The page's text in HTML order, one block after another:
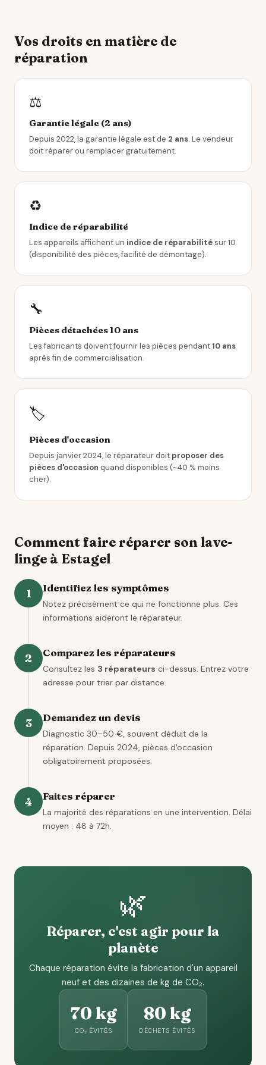
Vos droits en matière de
réparation
⚖️
Garantie légale (2 ans)
Depuis 2022, la garantie légale est de 2 ans. Le vendeur
doit réparer ou remplacer gratuitement.
♻️
Indice de réparabilité
Les appareils affichent un indice de réparabilitésur 10
(disponibilité des pièces, facilité de démontage).
🔧
Pièces détachées 10 ans
Les fabricants doivent fournir les pièces pendant10 ans
après fin de commercialisation.
🏷️
Pièces d'occasion
Depuis janvier 2024, le réparateur doit proposer des
pièces d'occasion quand disponibles (~40 % moins
cher).
Comment faire réparer son lave-
linge à Estagel
1 Identifiez les symptômes
Notez précisément ce qui ne fonctionne plus. Ces
informations aideront le réparateur.
2 Comparez les réparateurs
Consultez les 3 réparateurs ci-dessus. Entrez votre
adresse pour trier par distance.
3 Demandez un devis
Diagnostic 30–50 €, souvent déduit de la
réparation. Depuis 2024, pièces d'occasion
obligatoirement proposées.
4 Faites réparer
La majorité des réparations en une intervention. Délai
moyen : 48 à 72h.
🌿
Réparer, c'est agir pour la
planète
Chaque réparation évite la fabrication d'un appareil
neuf et des dizaines de kg de CO₂.
70 kg
CO₂ ÉVITÉS
80 kg
DÉCHETS ÉVITÉS